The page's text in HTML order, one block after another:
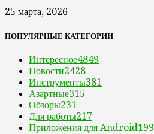
25 марта, 2026
ПОПУЛЯРНЫЕ КАТЕГОРИИ
Интересное4849
Новости2428
Инструменты381
Азартные315
Обзоры231
Для работы217
Приложения для Android199